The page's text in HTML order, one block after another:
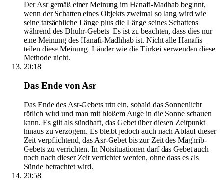
Der Asr gemäß einer Meinung im Hanafi-Madhab beginnt,
wenn der Schatten eines Objekts zweimal so lang wird wie
seine tatsächliche Länge plus die Länge seines Schattens
während des Dhuhr-Gebets. Es ist zu beachten, dass dies nur
eine Meinung des Hanafi-Madhhab ist. Nicht alle Hanafis
teilen diese Meinung. Länder wie die Türkei verwenden diese
Methode nicht.
20:18
Das Ende von Asr
Das Ende des Asr-Gebets tritt ein, sobald das Sonnenlicht
rötlich wird und man mit bloßem Auge in die Sonne schauen
kann. Es gilt als sündhaft, das Gebet über diesen Zeitpunkt
hinaus zu verzögern. Es bleibt jedoch auch nach Ablauf dieser
Zeit verpflichtend, das Asr-Gebet bis zur Zeit des Maghrib-
Gebets zu verrichten. In Notsituationen darf das Gebet auch
noch nach dieser Zeit verrichtet werden, ohne dass es als
Sünde betrachtet wird.
20:58